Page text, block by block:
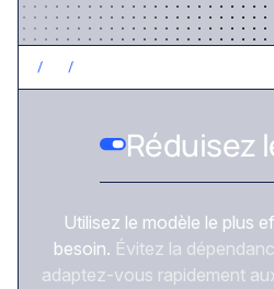
/ /
Réduisez
Utilisez le modèle le plus
besoin. Évitez la
adaptez-vous rapidement